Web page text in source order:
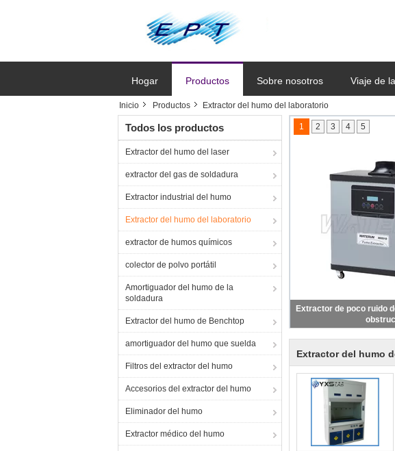
Hogar Productos Sobre nosotros Viaje de
Solicitar una cotización
Inicio Productos Extractor del humo del laboratorio
Todos los productos
Extractor del humo del laser
extractor del gas de soldadura
Extractor industrial del humo
Extractor del humo del laboratorio
extractor de humos químicos
colector de polvo portátil
Amortiguador del humo de la
soldadura
Extractor del humo de Benchtop
amortiguador del humo que suelda
Filtros del extractor del humo
Accesorios del extractor del humo
Eliminador del humo
Extractor médico del humo
Extractor de poco ruido
1 2 3 4 5
Extractor del humo